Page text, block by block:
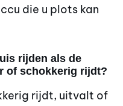
die u plots kan
rijden als de
of schokkerig rijdt?
rijdt, uitvalt of